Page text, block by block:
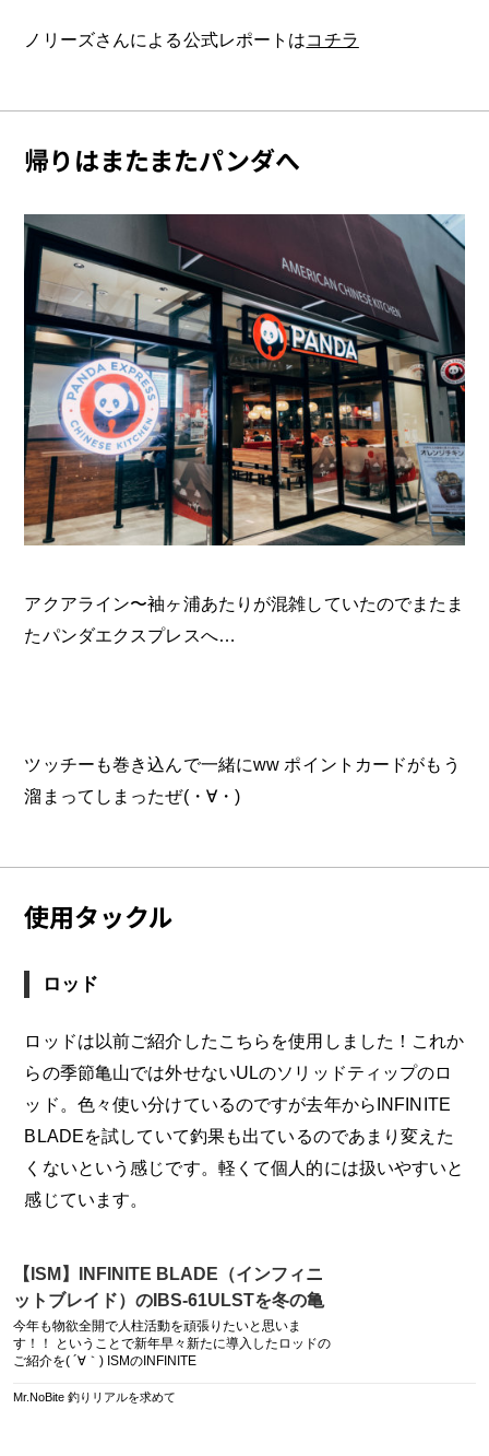
ノリーズさんによる公式レポートはコチラ
帰りはまたまたパンダへ
アクアライン〜袖ヶ浦あたりが混雑していたのでまたま
たパンダエクスプレスへ…
ツッチーも巻き込んで一緒にww ポイントカードがもう
溜まってしまったぜ(・∀・)
使用タックル
ロッド
ロッドは以前ご紹介したこちらを使用しました！これか
らの季節亀山では外せないULのソリッドティップのロ
ッド。色々使い分けているのですが去年からINFINITE
BLADEを試していて釣果も出ているのであまり変えた
くないという感じです。軽くて個人的には扱いやすいと
感じています。
【ISM】INFINITE BLADE（インフィニ
ットブレイド）のIBS-61ULSTを冬の亀
山用に導入してみた！ – Mr.NoBite 釣り
リアルを求めて
今年も物欲全開で人柱活動を頑張りたいと思いま
す！！ ということで新年早々新たに導入したロッドの
ご紹介を( ´∀｀) ISMのINFINITE
Mr.NoBite 釣りリアルを求めて